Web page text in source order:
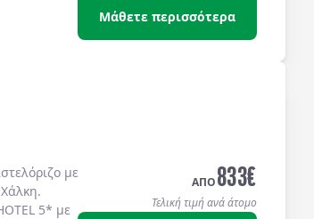
Μάθετε περισσότερα
με
Χάλκη.
5* με
ΑΠΟ833€
Τελική τιμή ανά άτομο